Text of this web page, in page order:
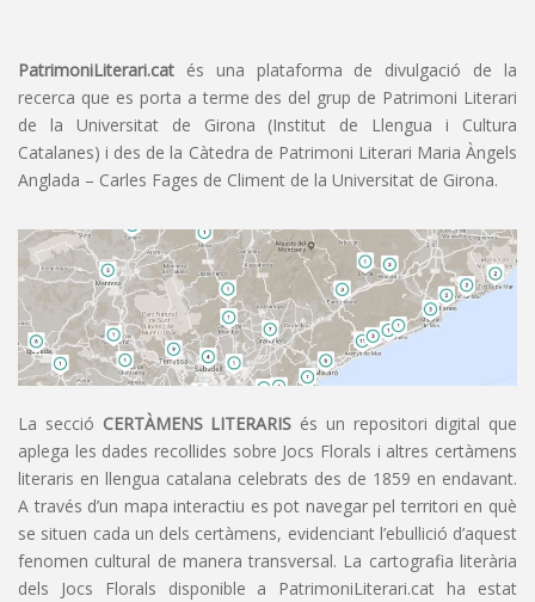
PatrimoniLiterari.cat és una plataforma de divulgació de la
recerca que es porta a terme des del grup de Patrimoni Literari
de la Universitat de Girona (Institut de Llengua i Cultura
Catalanes) i des de la Càtedra de Patrimoni Literari Maria Àngels
Anglada – Carles Fages de Climent de la Universitat de Girona.
La secció CERTÀMENS LITERARIS és un repositori digital que
aplega les dades recollides sobre Jocs Florals i altres certàmens
literaris en llengua catalana celebrats des de 1859 en endavant.
A través d’un mapa interactiu es pot navegar pel territori en què
se situen cada un dels certàmens, evidenciant l’ebullició d’aquest
fenomen cultural de manera transversal. La cartografia literària
dels Jocs Florals disponible a PatrimoniLiterari.cat ha estat